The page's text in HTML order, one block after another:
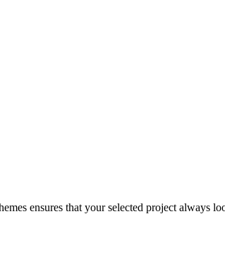
ensures that your selected project always